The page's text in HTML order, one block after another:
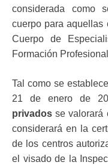
considerada como
cuerpo para aquellas
Cuerpo de
Formación Profesional
Tal como se
21 de enero de
privados se valorará
considerará en la
de los centros
el visado de la